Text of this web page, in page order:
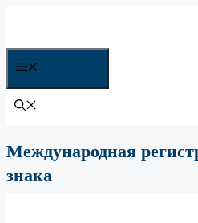
содержимому
Международная
знака